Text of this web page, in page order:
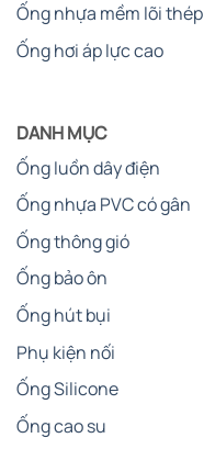
Ống nhựa mềm lõi thép
Ống hơi áp lực cao
DANH MỤC
Ống luồn dây điện
Ống nhựa PVC có gân
Ống thông gió
Ống bảo ôn
Ống hút bụi
Phụ kiện nối
Ống Silicone
Ống cao su